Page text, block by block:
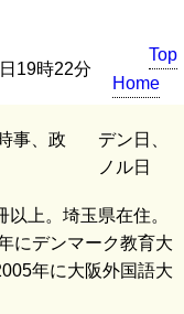
19時22分
Top
Home
事、政
デン日、
ノル日
上。埼玉県在住。
にデンマーク教育大
年に大阪外国語大